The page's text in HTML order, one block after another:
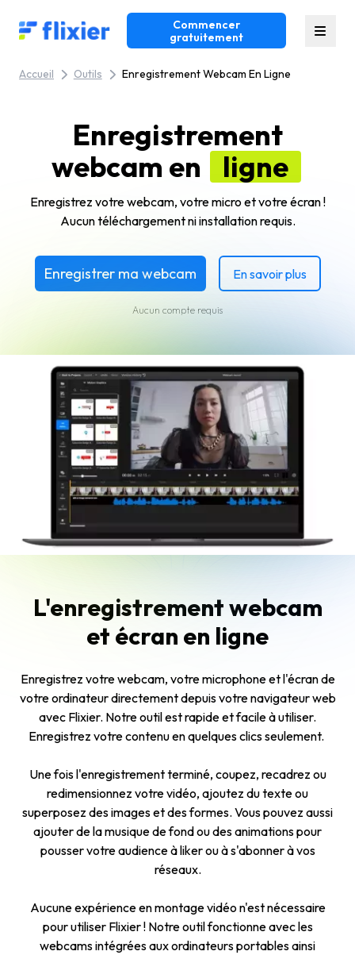
Flixier logo - Home
Commencer
gratuitement
Accueil Outils Enregistrement Webcam En Ligne
Enregistrement
webcam en
ligne
Enregistrez votre webcam, votre micro et votre écran !
Aucun téléchargement ni installation requis.
Enregistrer ma webcam En savoir plus
Aucun compte requis
L'enregistrement webcam
et écran en ligne
Enregistrez votre webcam, votre microphone et l'écran de
votre ordinateur directement depuis votre navigateur web
avec Flixier. Notre outil est rapide et facile à utiliser.
Enregistrez votre contenu en quelques clics seulement.
Une fois l'enregistrement terminé, coupez, recadrez ou
redimensionnez votre vidéo, ajoutez du texte ou
superposez des images et des formes. Vous pouvez aussi
ajouter de la musique de fond ou des animations pour
pousser votre audience à liker ou à s'abonner à vos
réseaux.
Aucune expérience en montage vidéo n'est nécessaire
pour utiliser Flixier ! Notre outil fonctionne avec les
webcams intégrées aux ordinateurs portables ainsi